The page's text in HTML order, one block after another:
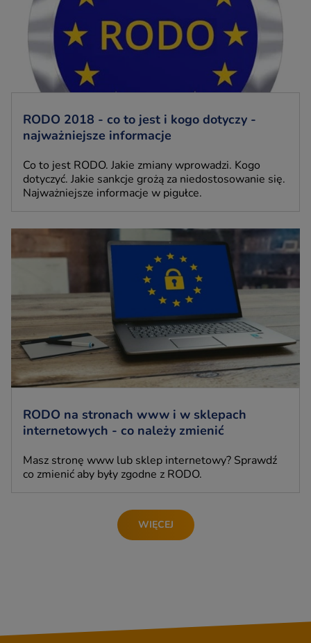
RODO 2018 - co to jest i kogo dotyczy -
najważniejsze informacje
Co to jest RODO. Jakie zmiany wprowadzi. Kogo
dotyczyć. Jakie sankcje grożą za niedostosowanie się.
Najważniejsze informacje w pigułce.
RODO na stronach www i w sklepach
internetowych - co należy zmienić
Masz stronę www lub sklep internetowy? Sprawdź
co zmienić aby były zgodne z RODO.
WIĘCEJ